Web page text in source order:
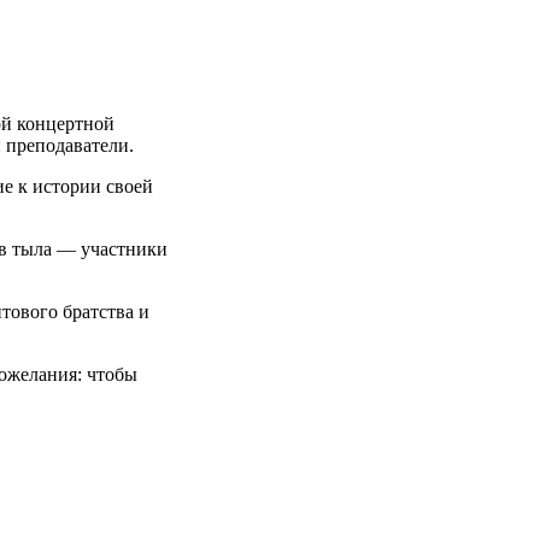
концертной
к истории своей
тыла — участники
братства и
чтобы